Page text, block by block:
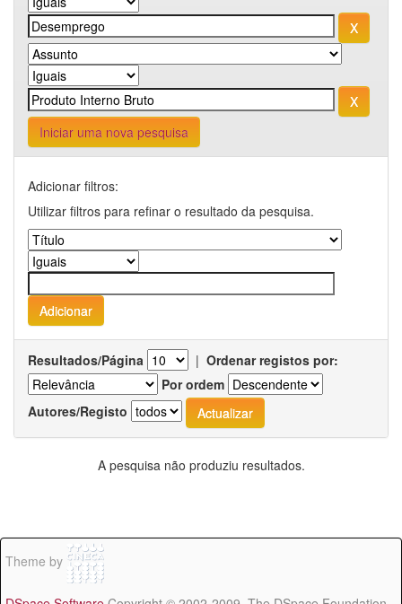
Iniciar uma nova pesquisa
Adicionar filtros:
Utilizar filtros para refinar o resultado da pesquisa.
Resultados/Página | Ordenar registos por:
Por ordem
Autores/Registo
A pesquisa não produziu resultados.
Theme by